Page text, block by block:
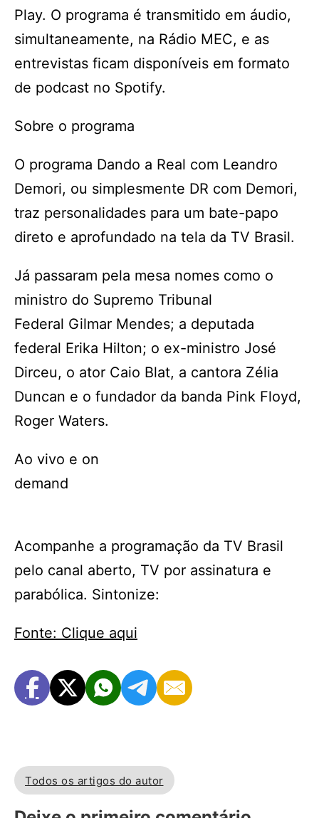
Play. O programa é transmitido em áudio,
simultaneamente, na Rádio MEC, e as
entrevistas ficam disponíveis em formato
de podcast no Spotify.
Sobre o programa
O programa Dando a Real com Leandro
Demori, ou simplesmente DR com Demori,
traz personalidades para um bate-papo
direto e aprofundado na tela da TV Brasil.
Já passaram pela mesa nomes como o
ministro do Supremo Tribunal
Federal Gilmar Mendes; a deputada
federal Erika Hilton; o ex-ministro José
Dirceu, o ator Caio Blat, a cantora Zélia
Duncan e o fundador da banda Pink Floyd,
Roger Waters.
Ao vivo e on
demand
Acompanhe a programação da TV Brasil
pelo canal aberto, TV por assinatura e
parabólica. Sintonize:
Fonte: Clique aqui
Todos os artigos do autor